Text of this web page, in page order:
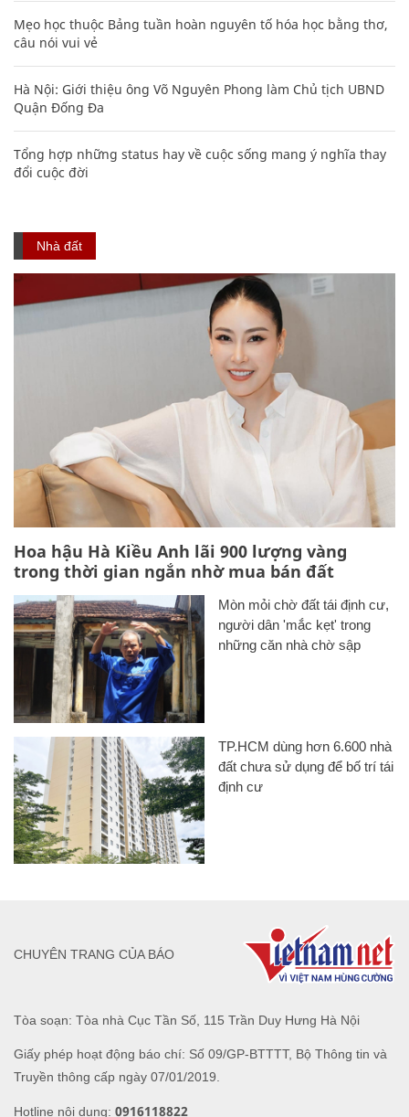
Mẹo học thuộc Bảng tuần hoàn nguyên tố hóa học bằng thơ,
câu nói vui vẻ
Hà Nội: Giới thiệu ông Võ Nguyên Phong làm Chủ tịch UBND
Quận Đống Đa
Tổng hợp những status hay về cuộc sống mang ý nghĩa thay
đổi cuộc đời
Nhà đất
Hoa hậu Hà Kiều Anh lãi 900 lượng vàng
trong thời gian ngắn nhờ mua bán đất
Mòn mỏi chờ đất tái định cư,
người dân 'mắc kẹt' trong
những căn nhà chờ sập
TP.HCM dùng hơn 6.600 nhà
đất chưa sử dụng để bố trí tái
định cư
Tòa soạn: Tòa nhà Cục Tần Số, 115 Trần Duy Hưng Hà Nội
Giấy phép hoạt động báo chí: Số 09/GP-BTTTT, Bộ Thông tin và
Truyền thông cấp ngày 07/01/2019.
Hotline nội dung: 0916118822
CHUYÊN TRANG CỦA BÁO